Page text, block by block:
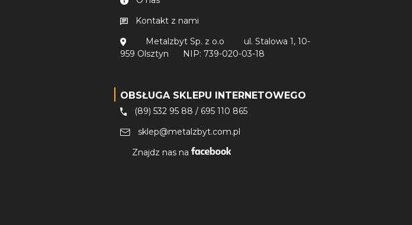
Kontakt z nami
Metalzbyt Sp. z o.o
ul. Stalowa 1, 10-
959 Olsztyn
NIP: 739-020-03-18
OBSŁUGA SKLEPU INTERNETOWEGO
(89) 532 95 88 / 695 110 865
sklep@metalzbyt.com.pl
Znajdz nas na